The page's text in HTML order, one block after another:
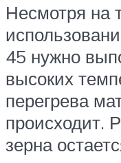
Несмотря на
45 нужно
высоких
перегрева
происходит.
зерна